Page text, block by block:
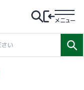
メニュー